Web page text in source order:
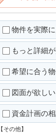
物件を実際
もっと詳細
希望に合う
図面が欲しい
資金計画の
【その他】